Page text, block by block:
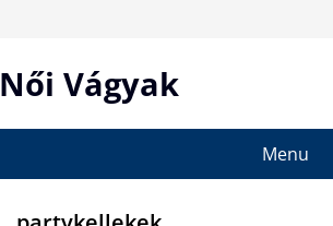
Női Vágyak
Menu